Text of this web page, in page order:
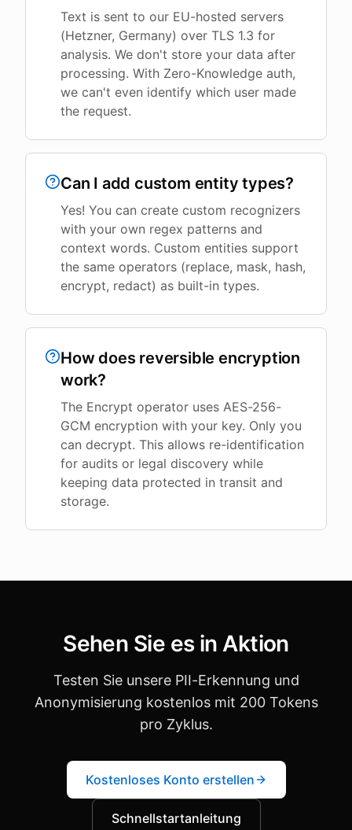
Text is sent to our EU-hosted servers
(Hetzner, Germany) over TLS 1.3 for
analysis. We don't store your data after
processing. With Zero-Knowledge auth,
we can't even identify which user made
the request.
Can I add custom entity types?
Yes! You can create custom recognizers
with your own regex patterns and
context words. Custom entities support
the same operators (replace, mask, hash,
encrypt, redact) as built-in types.
How does reversible encryption
work?
The Encrypt operator uses AES-256-
GCM encryption with your key. Only you
can decrypt. This allows re-identification
for audits or legal discovery while
keeping data protected in transit and
storage.
Sehen Sie es in Aktion
Testen Sie unsere PII-Erkennung und
Anonymisierung kostenlos mit 200 Tokens
pro Zyklus.
Kostenloses Konto erstellen
Schnellstartanleitung